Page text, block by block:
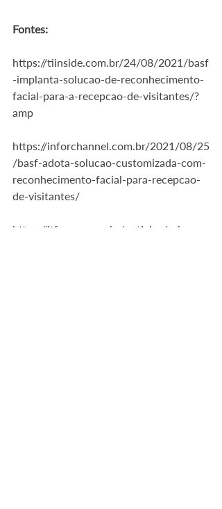
Fontes:
https://tiinside.com.br/24/08/2021/basf
-implanta-solucao-de-reconhecimento-
facial-para-a-recepcao-de-visitantes/?
amp
https://inforchannel.com.br/2021/08/25
/basf-adota-solucao-customizada-com-
reconhecimento-facial-para-recepcao-
de-visitantes/
https://itforum.com.br/noticias/solucao-